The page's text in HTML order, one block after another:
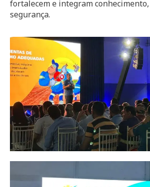
fortalecem e integram
segurança.